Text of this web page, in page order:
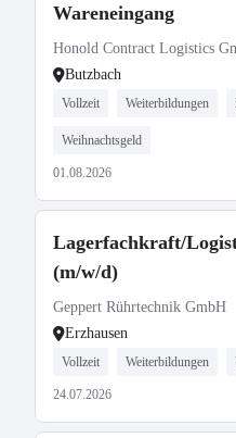
Wareneingang
Honold Contract Logistics
Butzbach
Vollzeit Weiterbildungen
Weihnachtsgeld
01.08.2026
Lagerfachkraft/
(m/w/d)
Geppert Rührtechnik GmbH
Erzhausen
Vollzeit Weiterbildungen
24.07.2026